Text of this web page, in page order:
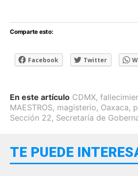
Comparte esto:
Facebook Twitter
En este artículo CDMX,
MAESTROS, magisterio, Oaxaca,
Sección 22, Secretaría de
TE PUEDE